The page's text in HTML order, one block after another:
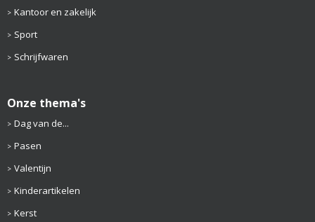
Kantoor en zakelijk
Sport
Schrijfwaren
Onze thema's
Dag van de...
Pasen
Valentijn
Kinderartikelen
Kerst